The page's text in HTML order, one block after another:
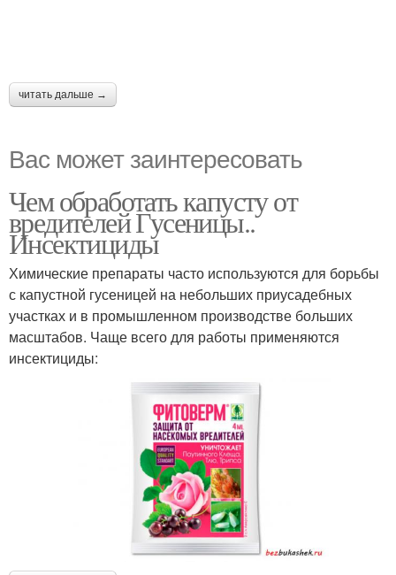
читать дальше →
Вас может заинтересовать
Чем обработать капусту от
вредителей Гусеницы..
Инсектициды
Химические препараты часто используются для борьбы
с капустной гусеницей на небольших приусадебных
участках и в промышленном производстве больших
масштабов. Чаще всего для работы применяются
инсектициды: